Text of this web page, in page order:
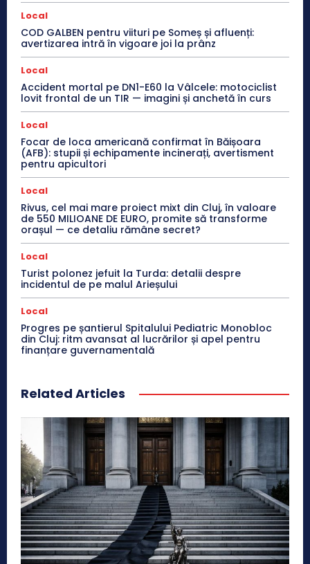
Local
COD GALBEN pentru viituri pe Someș și afluenți:
avertizarea intră în vigoare joi la prânz
Local
Accident mortal pe DN1-E60 la Vâlcele: motociclist
lovit frontal de un TIR — imagini și anchetă în curs
Local
Focar de loca americană confirmat în Băișoara
(AFB): stupii și echipamente incinerați, avertisment
pentru apicultori
Local
Rivus, cel mai mare proiect mixt din Cluj, în valoare
de 550 MILIOANE DE EURO, promite să transforme
orașul — ce detaliu rămâne secret?
Local
Turist polonez jefuit la Turda: detalii despre
incidentul de pe malul Arieșului
Local
Progres pe șantierul Spitalului Pediatric Monobloc
din Cluj: ritm avansat al lucrărilor și apel pentru
finanțare guvernamentală
Related Articles